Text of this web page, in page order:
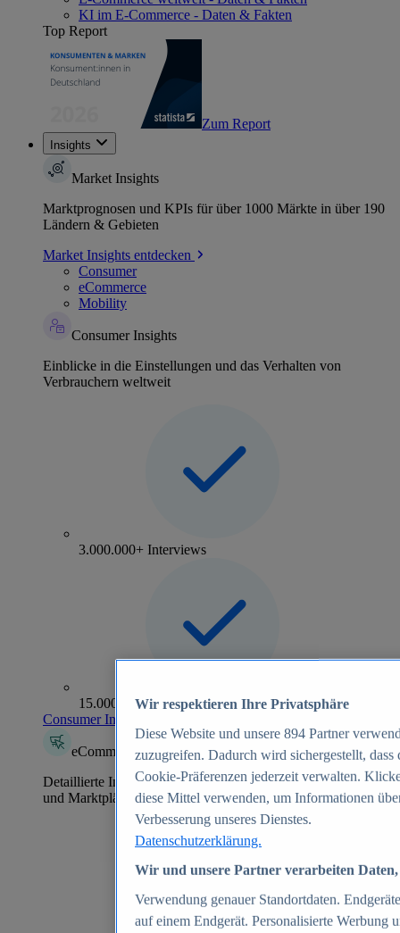
KI im E-Commerce - Daten & Fakten
Top Report
Zum Report
Insights
Market Insights
Marktprognosen und KPIs für über 1000 Märkte in über 190
Ländern & Gebieten
Market Insights entdecken
Consumer
eCommerce
Mobility
Consumer Insights
Einblicke in die Einstellungen und das Verhalten von
Verbrauchern weltweit
3.000.000+ Interviews
15.000+ Marken
Consumer Insights entdecken
eCommerce Insights
Detaillierte Informationen zu mehr als 39.000 Online-Shops
und Marktplätzen
Wir respektieren Ihre Privatsphäre
Diese Website und unsere 894 Partner
zuzugreifen. Dadurch wird sichergestellt,
Cookie-Präferenzen jederzeit verwalten.
diese Mittel verwenden, um Informationen
Verbesserung unseres Dienstes.
Datenschutzerklärung.
Wir und unsere Partner verarbeiten
Verwendung genauer Standortdaten.
auf einem Endgerät. Personalisierte Werbung